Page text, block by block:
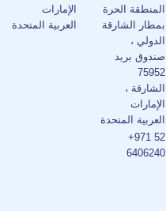
المنطقة الحرة
بمطار الشارقة
الدولي ،
صندوق بريد
75952
الشارقة ،
الإمارات
العربية المتحدة
+971 52
6406240
الإمارات
العربية المتحدة